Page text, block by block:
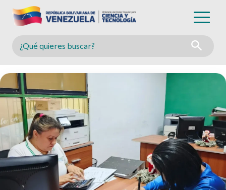
Buscar en MINCYT